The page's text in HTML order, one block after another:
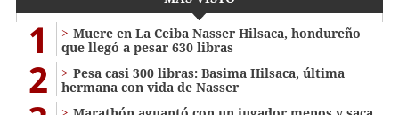
1
Muere en La Ceiba Nasser Hilsaca, hondureño
que llegó a pesar 630 libras
2
Pesa casi 300 libras: Basima Hilsaca, última
hermana con vida de Nasser